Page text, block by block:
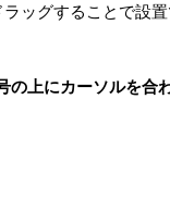
ッグすることで設
の上にカーソルを合